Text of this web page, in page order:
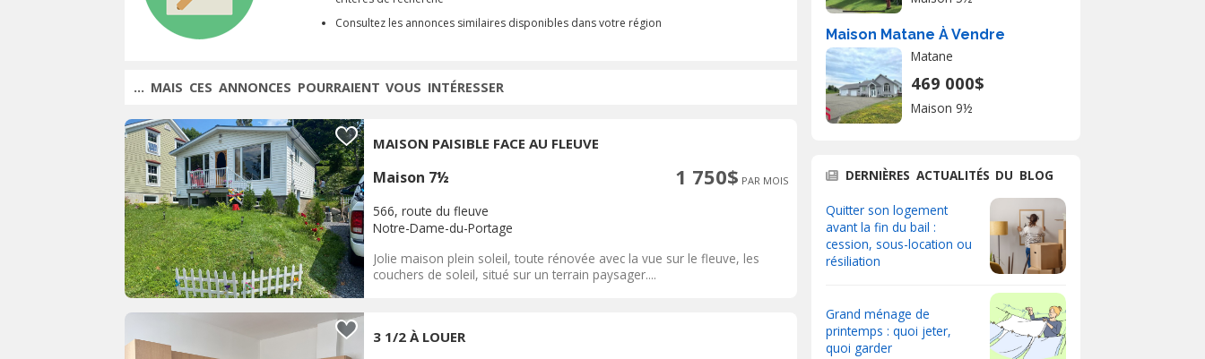
Consultez les annonces similaires disponibles dans votre région
... MAIS CES ANNONCES POURRAIENT VOUS INTÉRESSER
MAISON PAISIBLE FACE AU FLEUVE
Maison 7½ 1 750$ PAR MOIS
566, route du fleuve
Notre-Dame-du-Portage
Jolie maison plein soleil, toute rénovée avec la vue sur le fleuve, les
couchers de soleil, situé sur un terrain paysager....
3 1/2 À LOUER
Maison Matane À Vendre
Matane
469 000$
Maison 9½
DERNIÈRES ACTUALITÉS DU BLOG
Quitter son logement
avant la fin du bail :
cession, sous-location ou
résiliation
Grand ménage de
printemps : quoi jeter,
quoi garder